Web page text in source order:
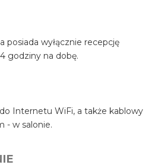
posiada wyłącznie recepcję
godziny na dobę.
Internetu WiFi, a także kablowy
- w salonie.